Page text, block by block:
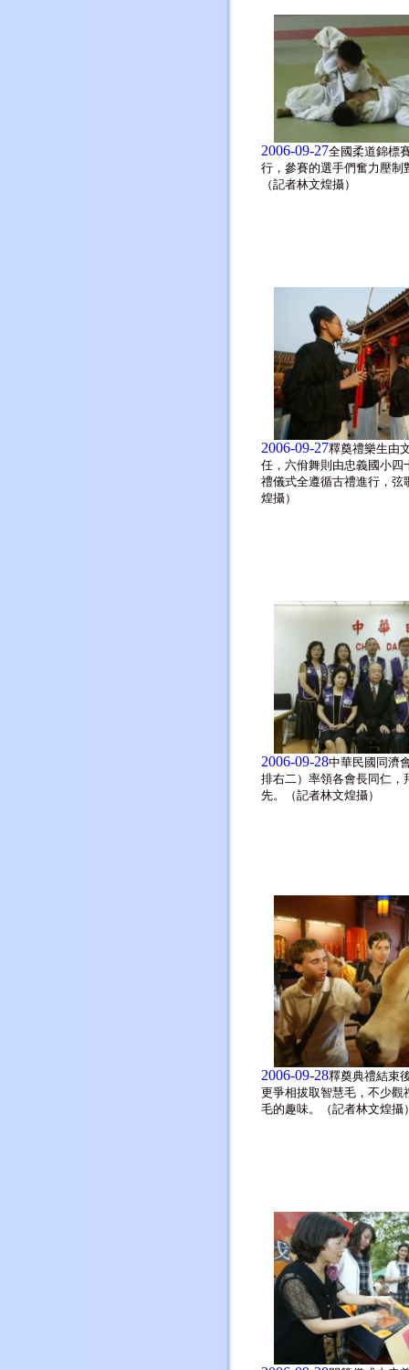
2006-09-27全國柔道錦標
行，參賽的選手們奮力壓制
（記者林文煌攝）
2006-09-27釋奠禮樂生由
任，六佾舞則由忠義國小四
禮儀式全遵循古禮進行，弦
煌攝）
2006-09-28中華民國同濟
排右二）率領各會長同仁，
先。（記者林文煌攝）
2006-09-28釋奠典禮結束
更爭相拔取智慧毛，不少觀
毛的趣味。（記者林文煌攝